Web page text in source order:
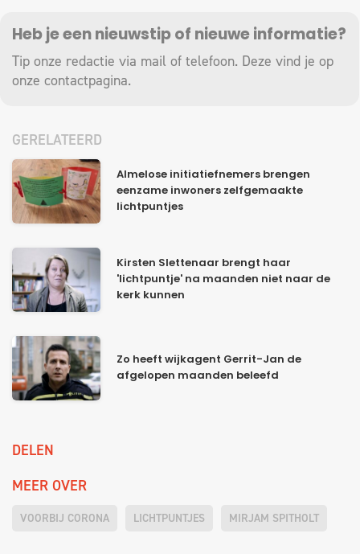
Heb je een nieuwstip of nieuwe informatie?
Tip onze redactie via mail of telefoon. Deze vind je op
onze contactpagina.
GERELATEERD
Almelose initiatiefnemers brengen
eenzame inwoners zelfgemaakte
lichtpuntjes
Kirsten Slettenaar brengt haar
'lichtpuntje' na maanden niet naar de
kerk kunnen
Zo heeft wijkagent Gerrit-Jan de
afgelopen maanden beleefd
DELEN
MEER OVER
VOORBIJ CORONA LICHTPUNTJES MIRJAM SPITHOLT